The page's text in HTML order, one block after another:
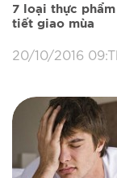
7 loại thực
tiết giao mùa
20/10/2016